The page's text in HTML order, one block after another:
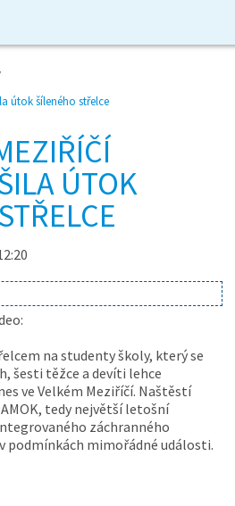
útok šíleného střelce
ÚTOK
na studenty školy, který se
šesti těžce a devíti lehce
ve Velkém Meziříčí. Naštěstí
tedy největší letošní
záchranného
podmínkách mimořádné události.